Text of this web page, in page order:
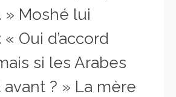
» Moshé lui
Oui d’accord
si les Arabes
? » La mère